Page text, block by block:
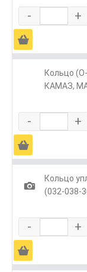
- +
Ä
Кольцо
КАМАЗ,
- +
Ä
1
Кольцо
(032-038-
- +
Ä